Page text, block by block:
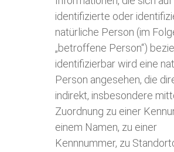
identifizierte oder
natürliche Person (im
„betroffene Person“)
identifizierbar wird eine
Person angesehen, die
indirekt, insbesondere
Zuordnung zu einer
einem Namen, zu einer
Kennnummer, zu